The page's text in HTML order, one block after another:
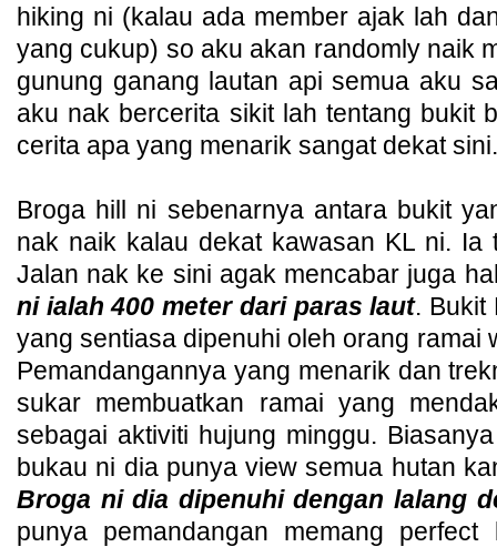
hiking ni (kalau ada member ajak lah
yang cukup) so aku akan randomly naik
gunung ganang lautan api semua aku
aku nak bercerita sikit lah tentang bukit
cerita apa yang menarik sangat dekat
Broga hill ni sebenarnya antara bukit
nak naik kalau dekat kawasan KL ni. Ia
Jalan nak ke sini agak mencabar juga
ni ialah 400 meter dari paras laut. Bukit
yang sentiasa dipenuhi oleh orang ramai
Pemandangannya yang menarik dan
sukar membuatkan ramai yang
sebagai aktiviti hujung minggu.
bukau ni dia punya view semua hutan
Broga ni dia dipenuhi dengan lalang
punya pemandangan memang